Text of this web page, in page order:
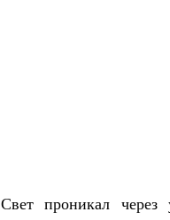
Свет проникал